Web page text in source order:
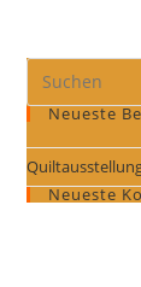
Neueste
Neueste